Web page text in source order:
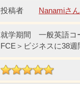
Nanamiさ
一般英語コ
FCE＞ビジネスに38週